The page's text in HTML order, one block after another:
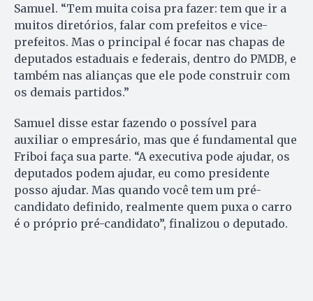
Samuel. “Tem muita coisa pra fazer: tem que ir a
muitos diretórios, falar com prefeitos e vice-
prefeitos. Mas o principal é focar nas chapas de
deputados estaduais e federais, dentro do PMDB, e
também nas alianças que ele pode construir com
os demais partidos.”
Samuel disse estar fazendo o possível para
auxiliar o empresário, mas que é fundamental que
Friboi faça sua parte. “A executiva pode ajudar, os
deputados podem ajudar, eu como presidente
posso ajudar. Mas quando você tem um pré-
candidato definido, realmente quem puxa o carro
é o próprio pré-candidato”, finalizou o deputado.